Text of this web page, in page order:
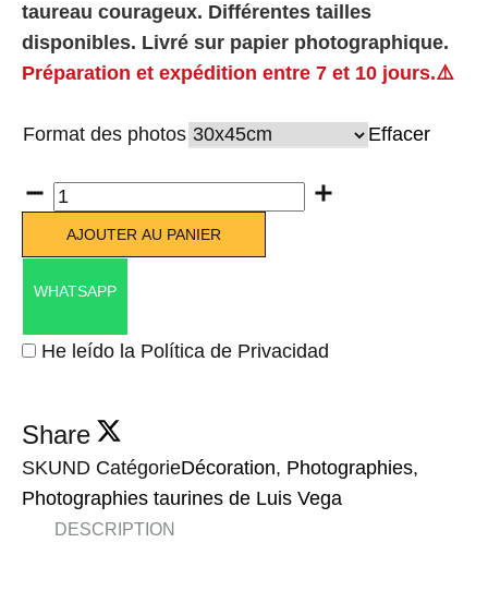
taureau courageux. Différentes tailles
disponibles. Livré sur papier photographique.
Préparation et expédition entre 7 et 10 jours.⚠️
Format des photos Effacer
Quantité
AJOUTER AU PANIER
WHATSAPP
He leído la Política de Privacidad
Share
SKUND CatégorieDécoration, Photographies,
Photographies taurines de Luis Vega
DESCRIPTION